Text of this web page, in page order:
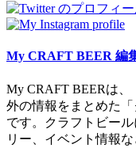
My CRAFT BEER 編
My CRAFT BEERは
外の情報をまとめた
です。クラフトビー
リー、イベント情報